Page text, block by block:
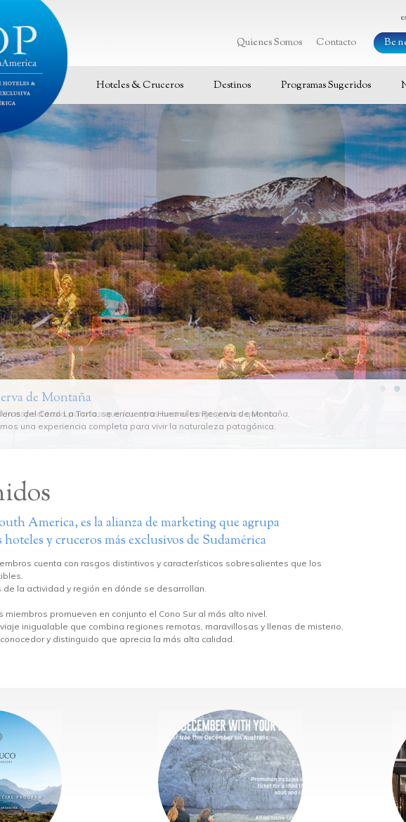
Quienes Somos Contacto
Hoteles & Cruceros Destinos Programas Sugeridos
de Montaña
del Cerro La Torta, se encuentra Huemules Reserva de Montaña,
una experiencia completa para vivir la naturaleza patagónica.
de Montaña
del Cerro La Torta, se encuentra Huemules Reserva de Montaña,
una experiencia completa para vivir la naturaleza patagónica.
America, es la alianza de marketing que agrupa
hoteles y cruceros más exclusivos de Sudamérica
cuenta con rasgos distintivos y característicos sobresalientes que los
de la actividad y región en dónde se desarrollan.
miembros promueven en conjunto el Cono Sur al más alto nivel.
inigualable que combina regiones remotas, maravillosas y llenas de misterio,
y distinguido que aprecia la más alta calidad.